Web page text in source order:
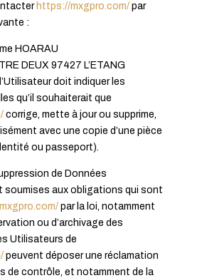
https://mxgpro.com/par
:
HOARAU
DEUX 97427 L’ETANG
doit indiquer les
qu’il souhaiterait que
corrige, mette à jour ou supprime,
avec une copie d’une pièce
ou passeport).
de Données
soumises aux obligations qui sont
par la loi, notamment
ou d’archivage des
Utilisateurs de
peuvent déposer une réclamation
de contrôle, et notamment de la